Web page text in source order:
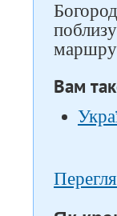
Вам